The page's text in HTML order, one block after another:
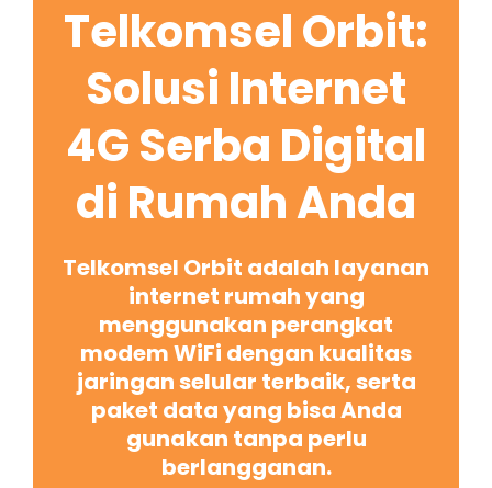
Telkomsel Orbit:
Solusi Internet
4G Serba Digital
di Rumah Anda
Telkomsel Orbit adalah layanan
internet rumah yang
menggunakan perangkat
modem WiFi dengan kualitas
jaringan selular terbaik, serta
paket data yang bisa Anda
gunakan tanpa perlu
berlangganan.